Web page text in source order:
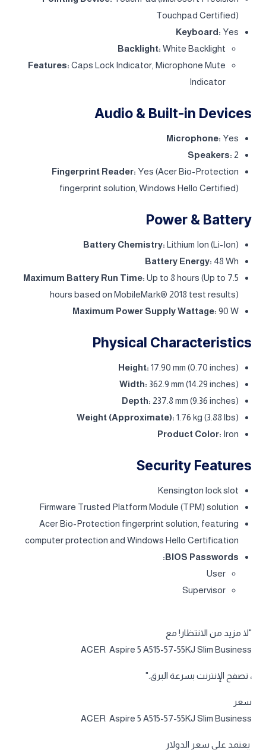
Touchpad Certified)
Keyboard: Yes
Backlight: White Backlight
Features: Caps Lock Indicator, Microphone Mute
Indicator
Audio & Built-in Devices
Microphone: Yes
Speakers: 2
Fingerprint Reader: Yes (Acer Bio-Protection
fingerprint solution, Windows Hello Certified)
Power & Battery
Battery Chemistry: Lithium Ion (Li-Ion)
Battery Energy: 48 Wh
Maximum Battery Run Time: Up to 8 hours (Up to 7.5
hours based on MobileMark® 2018 test results)
Maximum Power Supply Wattage: 90 W
Physical Characteristics
Height: 17.90 mm (0.70 inches)
Width: 362.9 mm (14.29 inches)
Depth: 237.8 mm (9.36 inches)
Weight (Approximate): 1.76 kg (3.88 lbs)
Product Color: Iron
Security Features
Kensington lock slot
Firmware Trusted Platform Module (TPM) solution
Acer Bio-Protection fingerprint solution, featuring
computer protection and Windows Hello Certification
BIOS Passwords:
User
Supervisor
"لا مزيد من الانتظار! مع
ACER Aspire 5 A515-57-55KJ Slim Business
، تصفح الإنترنت بسرعة البرق."
سعر
ACER Aspire 5 A515-57-55KJ Slim Business
يعتمد على سعر الدولار